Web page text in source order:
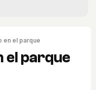
en el parque
el parque